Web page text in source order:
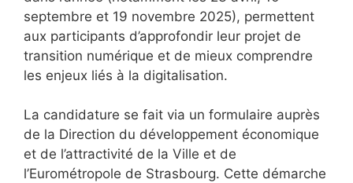
septembre et 19 novembre 2025), permettent
aux participants d’approfondir leur projet de
transition numérique et de mieux comprendre
les enjeux liés à la digitalisation.
La candidature se fait via un formulaire auprès
de la Direction du développement économique
et de l’attractivité de la Ville et de
l’Eurométropole de Strasbourg. Cette démarche